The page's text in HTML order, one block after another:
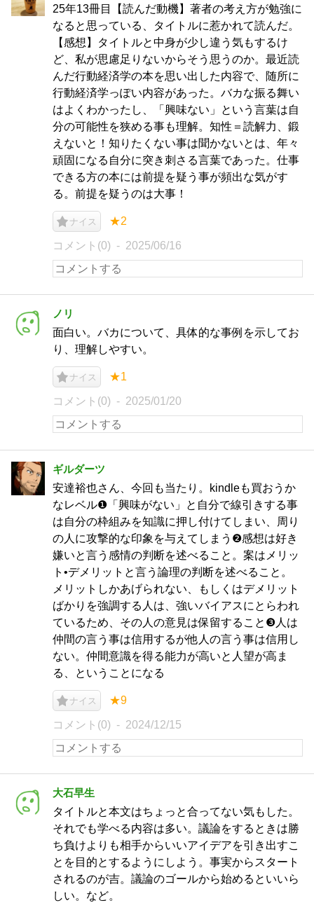
25年13冊目【読んだ動機】著者の考え方が勉強に
なると思っている、タイトルに惹かれて読んだ。
【感想】タイトルと中身が少し違う気もするけ
ど、私が思慮足りないからそう思うのか。最近読
んだ行動経済学の本を思い出した内容で、随所に
行動経済学っぽい内容があった。バカな振る舞い
はよくわかったし、「興味ない」という言葉は自
分の可能性を狭める事も理解。知性＝読解力、鍛
えないと！知りたくない事は聞かないとは、年々
頑固になる自分に突き刺さる言葉であった。仕事
できる方の本には前提を疑う事が頻出な気がす
る。前提を疑うのは大事！
ナイス ★2
コメント(0) 2025/06/16
ノリ
面白い。バカについて、具体的な事例を示してお
り、理解しやすい。
ナイス ★1
コメント(0) 2025/01/20
ギルダーツ
安達裕也さん、今回も当たり。kindleも買おうか
なレベル❶「興味がない」と自分で線引きする事
は自分の枠組みを知識に押し付けてしまい、周り
の人に攻撃的な印象を与えてしまう❷感想は好き
嫌いと言う感情の判断を述べること。案はメリッ
ト•デメリットと言う論理の判断を述べること。
メリットしかあげられない、もしくはデメリット
ばかりを強調する人は、強いバイアスにとらわれ
ているため、その人の意見は保留すること❸人は
仲間の言う事は信用するが他人の言う事は信用し
ない。仲間意識を得る能力が高いと人望が高ま
る、ということになる
ナイス ★9
コメント(0) 2024/12/15
大石早生
タイトルと本文はちょっと合ってない気もした。
それでも学べる内容は多い。議論をするときは勝
ち負けよりも相手からいいアイデアを引き出すこ
とを目的とするようにしよう。事実からスタート
されるのが吉。議論のゴールから始めるといいら
しい。など。